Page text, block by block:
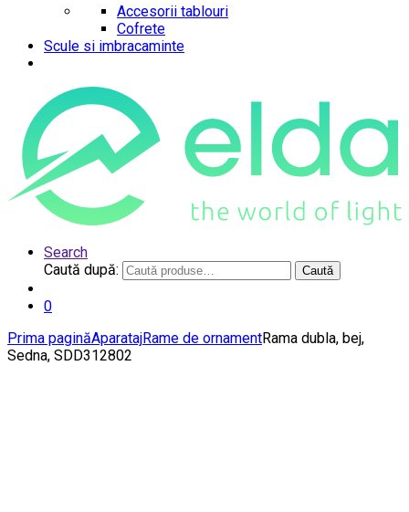
Accesorii tablouri
Cofrete
Scule si imbracaminte
Search
Caută după:
Caută
0
Prima paginăAparatajRame de ornamentRama dubla, bej,
Sedna, SDD312802